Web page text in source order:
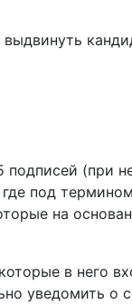
подписей (при
под
на
в него
уведомить о